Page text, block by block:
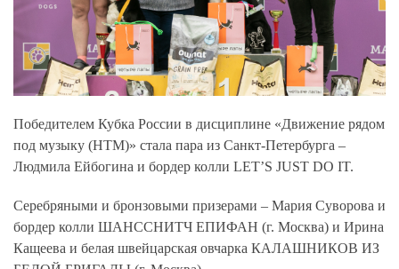
Победителем Кубка России в дисциплине «Движение рядом
под музыку (НТМ)» стала пара из Санкт-Петербурга –
Людмила Ейбогина и бордер колли LET’S JUST DO IT.
Серебряными и бронзовыми призерами – Мария Суворова и
бордер колли ШАНССНИТЧ ЕПИФАН (г. Москва) и Ирина
Кащеева и белая швейцарская овчарка КАЛАШНИКОВ ИЗ